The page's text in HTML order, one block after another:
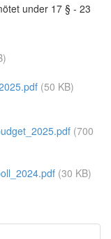
under 17 § - 23
(50 KB)
(700
(30 KB)